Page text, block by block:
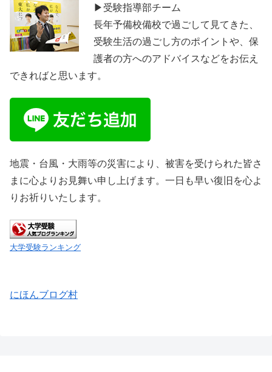
▶受験指導部チーム
長年予備校備校で過ごして見てきた、
受験生活の過ごし方のポイントや、保
護者の方へのアドバイスなどをお伝え
できればと思います。
地震・台風・大雨等の災害により、被害を受けられた皆さ
まに心よりお見舞い申し上げます。一日も早い復旧を心よ
りお祈りいたします。
大学受験ランキング
にほんブログ村